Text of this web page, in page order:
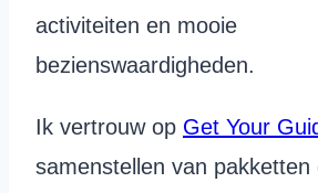
activiteiten en mooie
bezienswaardigheden.
Ik vertrouw op Get Your
samenstellen van pakketten